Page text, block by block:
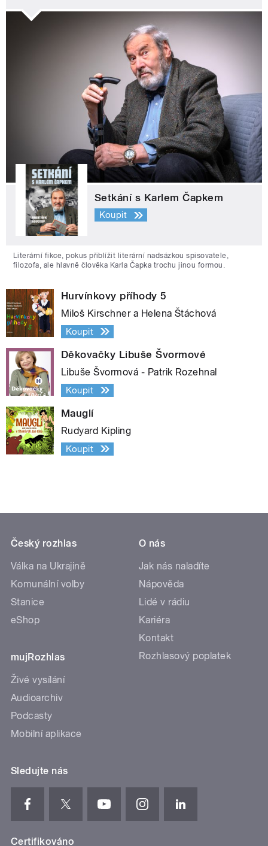
Setkání s Karlem Čapkem
Koupit
Literární fikce, pokus přiblížit literární nadsázkou spisovatele,
filozofa, ale hlavně člověka Karla Čapka trochu jinou formou.
Hurvínkovy příhody 5
Miloš Kirschner a Helena Štáchová
Koupit
Děkovačky Libuše Švormové
Libuše Švormová - Patrik Rozehnal
Koupit
Mauglí
Rudyard Kipling
Koupit
Český rozhlas
Válka na Ukrajině
Komunální volby
Stanice
eShop
mujRozhlas
Živé vysílání
Audioarchiv
Podcasty
Mobilní aplikace
O nás
Jak nás naladíte
Nápověda
Lidé v rádiu
Kariéra
Kontakt
Rozhlasový poplatek
Sledujte nás
Certifikováno